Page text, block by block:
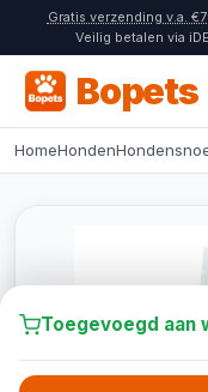
Gratis verzending v.a.
Veilig betalen via
Bopets
HomeHonden
Toegevoegd aan